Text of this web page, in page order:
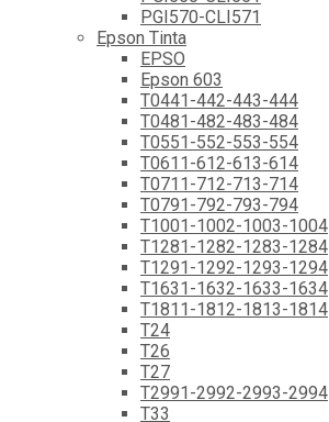
PGI570-CLI571
Epson Tinta
EPSO
Epson 603
T0441-442-443-444
T0481-482-483-484
T0551-552-553-554
T0611-612-613-614
T0711-712-713-714
T0791-792-793-794
T1001-1002-1003-1004
T1281-1282-1283-1284
T1291-1292-1293-1294
T1631-1632-1633-1634
T1811-1812-1813-1814
T24
T26
T27
T2991-2992-2993-2994
T33